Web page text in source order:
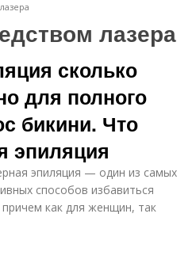
лазера
сколько
для полного
бикини. Что
эпиляция
эпиляция — один из самых
способов избавиться
как для женщин, так